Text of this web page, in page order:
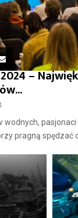
–
wodnych,
pragną spędzać